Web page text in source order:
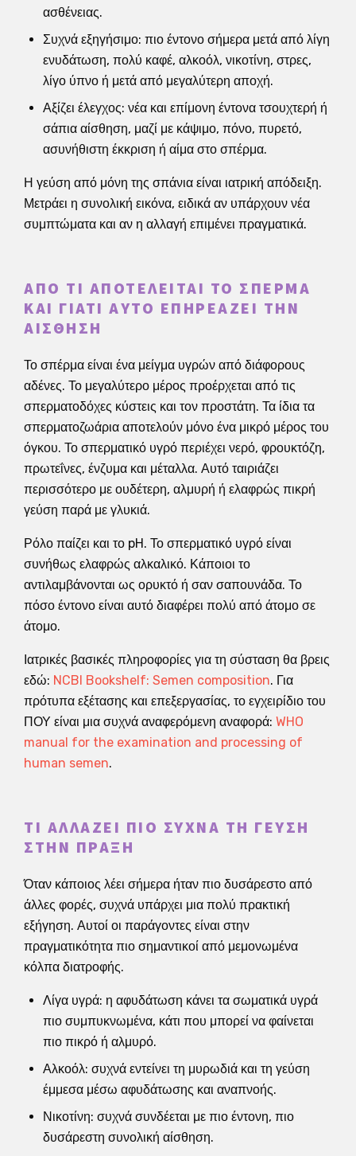
ασθένειας.
Συχνά εξηγήσιμο: πιο έντονο σήμερα μετά από λίγη
ενυδάτωση, πολύ καφέ, αλκοόλ, νικοτίνη, στρες,
λίγο ύπνο ή μετά από μεγαλύτερη αποχή.
Αξίζει έλεγχος: νέα και επίμονη έντονα τσουχτερή ή
σάπια αίσθηση, μαζί με κάψιμο, πόνο, πυρετό,
ασυνήθιστη έκκριση ή αίμα στο σπέρμα.
Η γεύση από μόνη της σπάνια είναι ιατρική απόδειξη.
Μετράει η συνολική εικόνα, ειδικά αν υπάρχουν νέα
συμπτώματα και αν η αλλαγή επιμένει πραγματικά.
ΑΠΌ ΤΙ ΑΠΟΤΕΛΕΊΤΑΙ ΤΟ ΣΠΈΡΜΑ
ΚΑΙ ΓΙΑΤΊ ΑΥΤΌ ΕΠΗΡΕΆΖΕΙ ΤΗΝ
ΑΊΣΘΗΣΗ
Το σπέρμα είναι ένα μείγμα υγρών από διάφορους
αδένες. Το μεγαλύτερο μέρος προέρχεται από τις
σπερματοδόχες κύστεις και τον προστάτη. Τα ίδια τα
σπερματοζωάρια αποτελούν μόνο ένα μικρό μέρος του
όγκου. Το σπερματικό υγρό περιέχει νερό, φρουκτόζη,
πρωτεΐνες, ένζυμα και μέταλλα. Αυτό ταιριάζει
περισσότερο με ουδέτερη, αλμυρή ή ελαφρώς πικρή
γεύση παρά με γλυκιά.
Ρόλο παίζει και το pH. Το σπερματικό υγρό είναι
συνήθως ελαφρώς αλκαλικό. Κάποιοι το
αντιλαμβάνονται ως ορυκτό ή σαν σαπουνάδα. Το
πόσο έντονο είναι αυτό διαφέρει πολύ από άτομο σε
άτομο.
Ιατρικές βασικές πληροφορίες για τη σύσταση θα βρεις
εδώ: NCBI Bookshelf: Semen composition. Για
πρότυπα εξέτασης και επεξεργασίας, το εγχειρίδιο του
ΠΟΥ είναι μια συχνά αναφερόμενη αναφορά: WHO
manual for the examination and processing of
human semen.
ΤΙ ΑΛΛΆΖΕΙ ΠΙΟ ΣΥΧΝΆ ΤΗ ΓΕΎΣΗ
ΣΤΗΝ ΠΡΆΞΗ
Όταν κάποιος λέει σήμερα ήταν πιο δυσάρεστο από
άλλες φορές, συχνά υπάρχει μια πολύ πρακτική
εξήγηση. Αυτοί οι παράγοντες είναι στην
πραγματικότητα πιο σημαντικοί από μεμονωμένα
κόλπα διατροφής.
Λίγα υγρά: η αφυδάτωση κάνει τα σωματικά υγρά
πιο συμπυκνωμένα, κάτι που μπορεί να φαίνεται
πιο πικρό ή αλμυρό.
Αλκοόλ: συχνά εντείνει τη μυρωδιά και τη γεύση
έμμεσα μέσω αφυδάτωσης και αναπνοής.
Νικοτίνη: συχνά συνδέεται με πιο έντονη, πιο
δυσάρεστη συνολική αίσθηση.